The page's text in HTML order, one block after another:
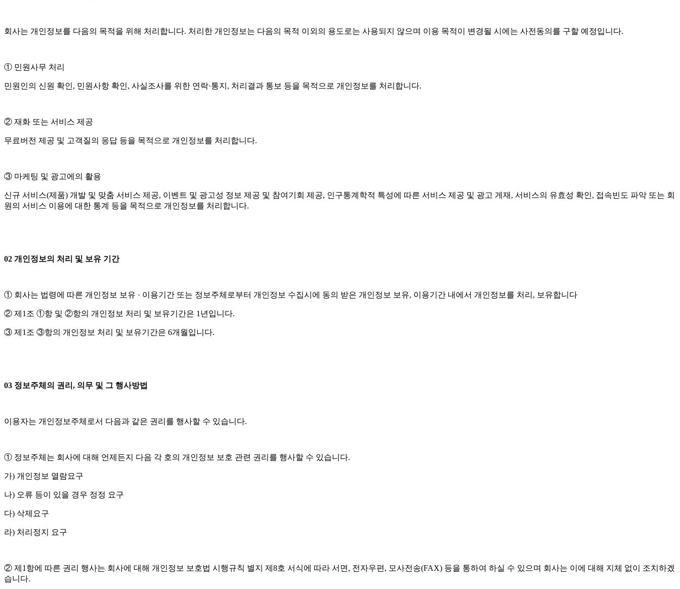
회사는 개인정보를 다음의 목적을 위해 처리합니다. 처리한 개인정보는 다음의 목적 이외의 용도로는 사용되지 않으며 이용 목적이 변경될 시에는 사전동의를 구할 예정입니다.
① 민원사무 처리
민원인의 신원 확인, 민원사항 확인, 사실조사를 위한 연락·통지, 처리결과 통보 등을 목적으로 개인정보를 처리합니다.
② 재화 또는 서비스 제공
무료버전 제공 및 고객질의 응답 등을 목적으로 개인정보를 처리합니다.
③ 마케팅 및 광고에의 활용
신규 서비스(제품) 개발 및 맞춤 서비스 제공, 이벤트 및 광고성 정보 제공 및 참여기회 제공, 인구통계학적 특성에 따른 서비스 제공 및 광고 게재, 서비스의 유효성 확인, 접속빈도 파악 또는 회
원의 서비스 이용에 대한 통계 등을 목적으로 개인정보를 처리합니다.
02 개인정보의 처리 및 보유 기간
① 회사는 법령에 따른 개인정보 보유 · 이용기간 또는 정보주체로부터 개인정보 수집시에 동의 받은 개인정보 보유, 이용기간 내에서 개인정보를 처리, 보유합니다
② 제1조 ①항 및 ②항의 개인정보 처리 및 보유기간은 1년입니다.
③ 제1조 ③항의 개인정보 처리 및 보유기간은 6개월입니다.
03 정보주체의 권리, 의무 및 그 행사방법
이용자는 개인정보주체로서 다음과 같은 권리를 행사할 수 있습니다.
① 정보주체는 회사에 대해 언제든지 다음 각 호의 개인정보 보호 관련 권리를 행사할 수 있습니다.
가) 개인정보 열람요구
나) 오류 등이 있을 경우 정정 요구
다) 삭제요구
라) 처리정지 요구
② 제1항에 따른 권리 행사는 회사에 대해 개인정보 보호법 시행규칙 별지 제8호 서식에 따라 서면, 전자우편, 모사전송(FAX) 등을 통하여 하실 수 있으며 회사는 이에 대해 지체 없이 조치하겠
습니다.